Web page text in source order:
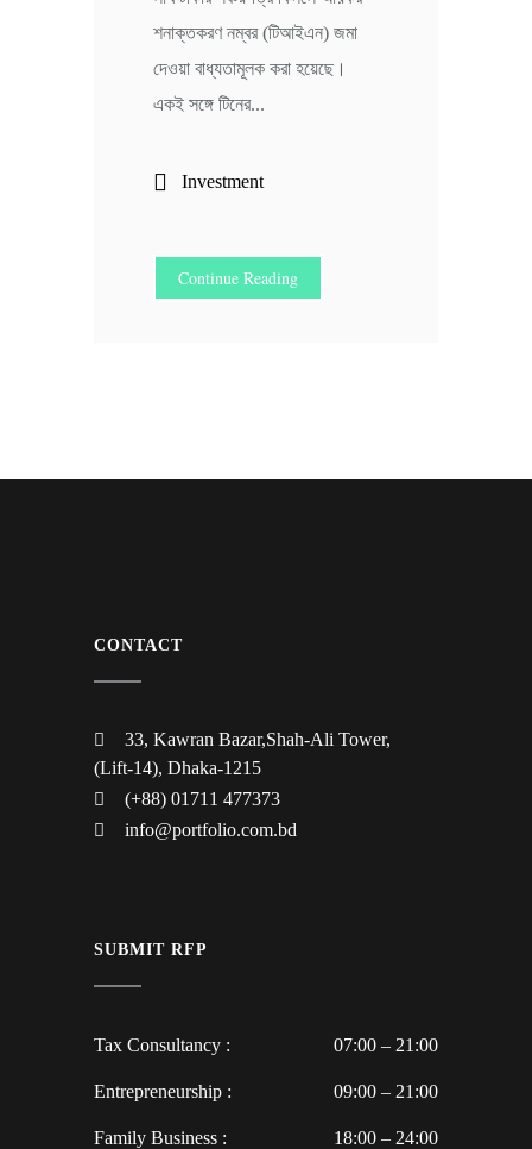
শনাক্তকরণ নম্বর (টিআইএন) জমা
দেওয়া বাধ্যতামূলক করা হয়েছে।
একই সঙ্গে টিনের...
Investment
Continue Reading
CONTACT
33, Kawran Bazar,Shah-Ali Tower,
(Lift-14), Dhaka-1215
(+88) 01711 477373
info@portfolio.com.bd
SUBMIT RFP
Tax Consultancy : 07:00 – 21:00
Entrepreneurship : 09:00 – 21:00
Family Business : 18:00 – 24:00